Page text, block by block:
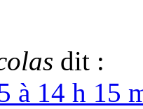
dit :
à 14 h 15